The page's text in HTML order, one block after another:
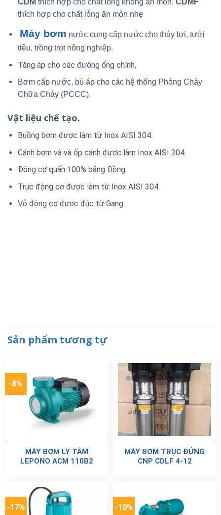
CDM thích hợp cho chất lỏng không ăn mòn, CDMF
thích hợp cho chất lỏng ăn mòn nhẹ
Máy bơm nước cung cấp nước cho thủy lợi, tưới
tiêu, trồng trọt nông nghiệp.
Tăng áp cho các đường ống chính,
Bơm cấp nước, bù áp cho các hệ thống Phòng Cháy
Chữa Cháy (PCCC).
Vật liệu chế tạo.
Buồng bơm được làm từ Inox AISI 304.
Cánh bơm và và ốp cánh được làm Inox AISI 304.
Động cơ quấn 100% bằng Đồng.
Trục động cơ được làm từ Inox AISI 304.
Vỏ động cơ được đúc từ Gang.
Sản phẩm tương tự
-8%
MÁY BƠM LY TÂM
LEPONO ACM 110B2
MÁY BƠM TRỤC ĐỨNG
CNP CDLF 4-12
-17% -10%